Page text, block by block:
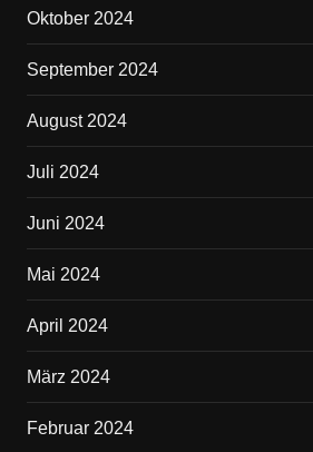
Oktober 2024
September 2024
August 2024
Juli 2024
Juni 2024
Mai 2024
April 2024
März 2024
Februar 2024